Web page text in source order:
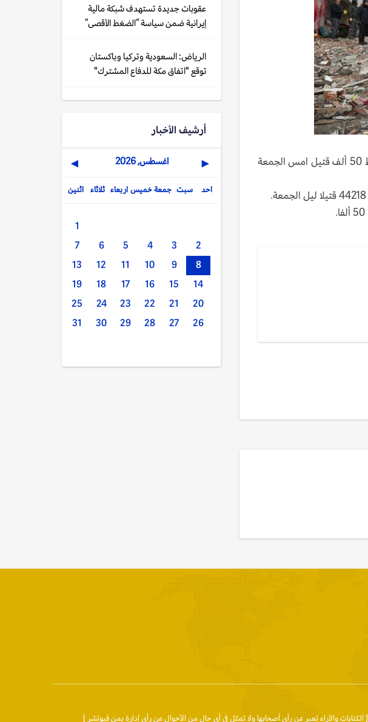
تجاوز عدد القتلى في تركيا وسوريا جراء الهزات الأرضية التي وقعت يوم السادس من فبراير شباط 50 ألف قتيل امس الجمعة
عقوبات جديدة تستهدف شبكة مالية
إيرانية ضمن سياسة “الضغط الأقصى”
الرياض: السعودية وتركيا وباكستان
توقع "اتفاق مكة للدفاع المشترك"
أرشيف الأخبار
◀ اغسطس, 2026 ▶
اثنين ثلاثاء اربعاء خميس جمعة سبت احد
1
2
3
4
5
6
7
8
9
10
11
12
13
14
15
16
17
18
19
20
21
22
23
24
25
26
27
28
29
30
31
[ الكتابات والآراء تعبر عن رأي أصحابها ولا تمثل في أي حال من الأحوال عن رأي إدارة يمن فيوتشر ]